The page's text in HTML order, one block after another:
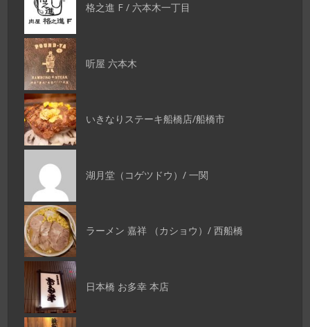
格之進 F / 六本木一丁目
听屋 六本木
いきなりステーキ船橋店/船橋市
湖月堂（コゲツドウ）/ 一関
ラーメン 嘉祥 （カショウ）/ 西船橋
日本橋 お多幸 本店